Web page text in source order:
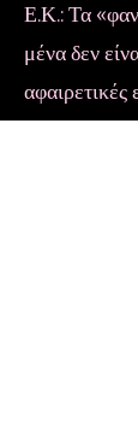
Ε.Κ.: Τα
μένα δεν
αφαιρετικές